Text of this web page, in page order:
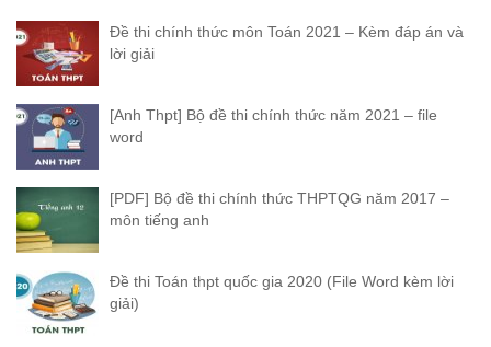
Đề thi chính thức môn Toán 2021 – Kèm đáp án và
lời giải
[Anh Thpt] Bộ đề thi chính thức năm 2021 – file
word
[PDF] Bộ đề thi chính thức THPTQG năm 2017 –
môn tiếng anh
Đề thi Toán thpt quốc gia 2020 (File Word kèm lời
giải)